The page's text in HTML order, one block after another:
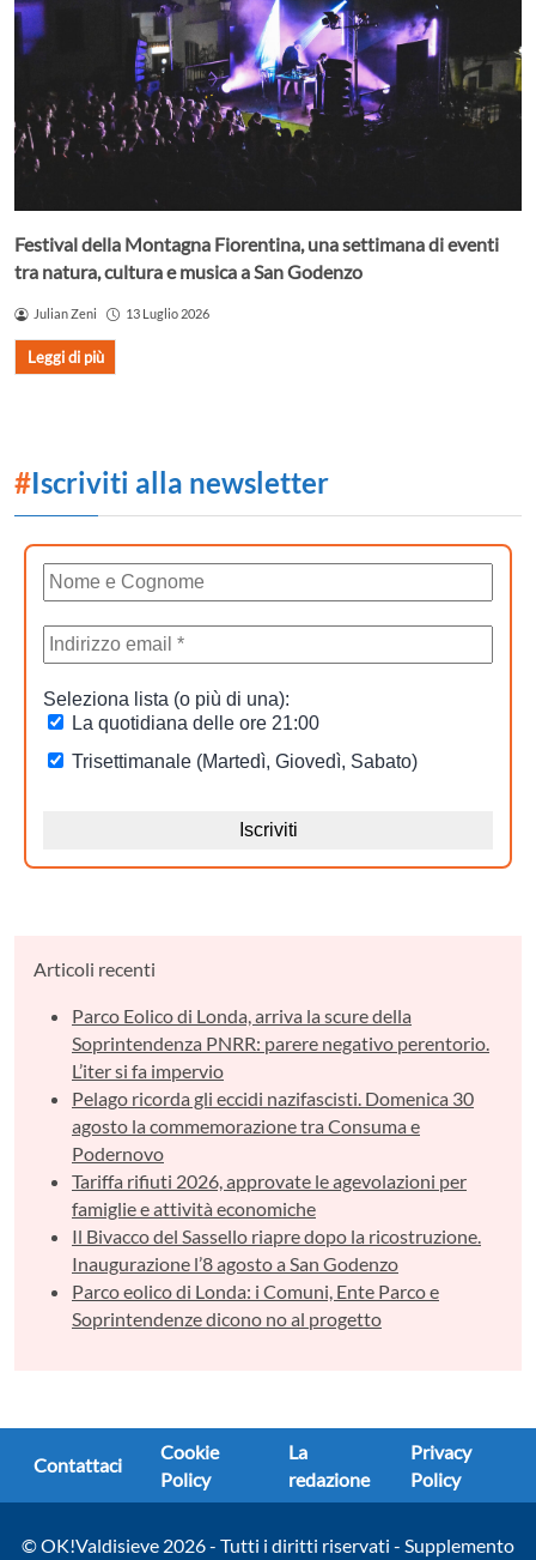
Festival della Montagna Fiorentina, una settimana di eventi
tra natura, cultura e musica a San Godenzo
Julian Zeni 13 Luglio 2026
Leggi di più
#Iscriviti alla newsletter
Articoli recenti
Parco Eolico di Londa, arriva la scure della
Soprintendenza PNRR: parere negativo perentorio.
L’iter si fa impervio
Pelago ricorda gli eccidi nazifascisti. Domenica 30
agosto la commemorazione tra Consuma e
Podernovo
Tariffa rifiuti 2026, approvate le agevolazioni per
famiglie e attività economiche
Il Bivacco del Sassello riapre dopo la ricostruzione.
Inaugurazione l’8 agosto a San Godenzo
Parco eolico di Londa: i Comuni, Ente Parco e
Soprintendenze dicono no al progetto
Contattaci
Cookie
Policy
La
redazione
Privacy
Policy
© OK!Valdisieve 2026 - Tutti i diritti riservati - Supplemento